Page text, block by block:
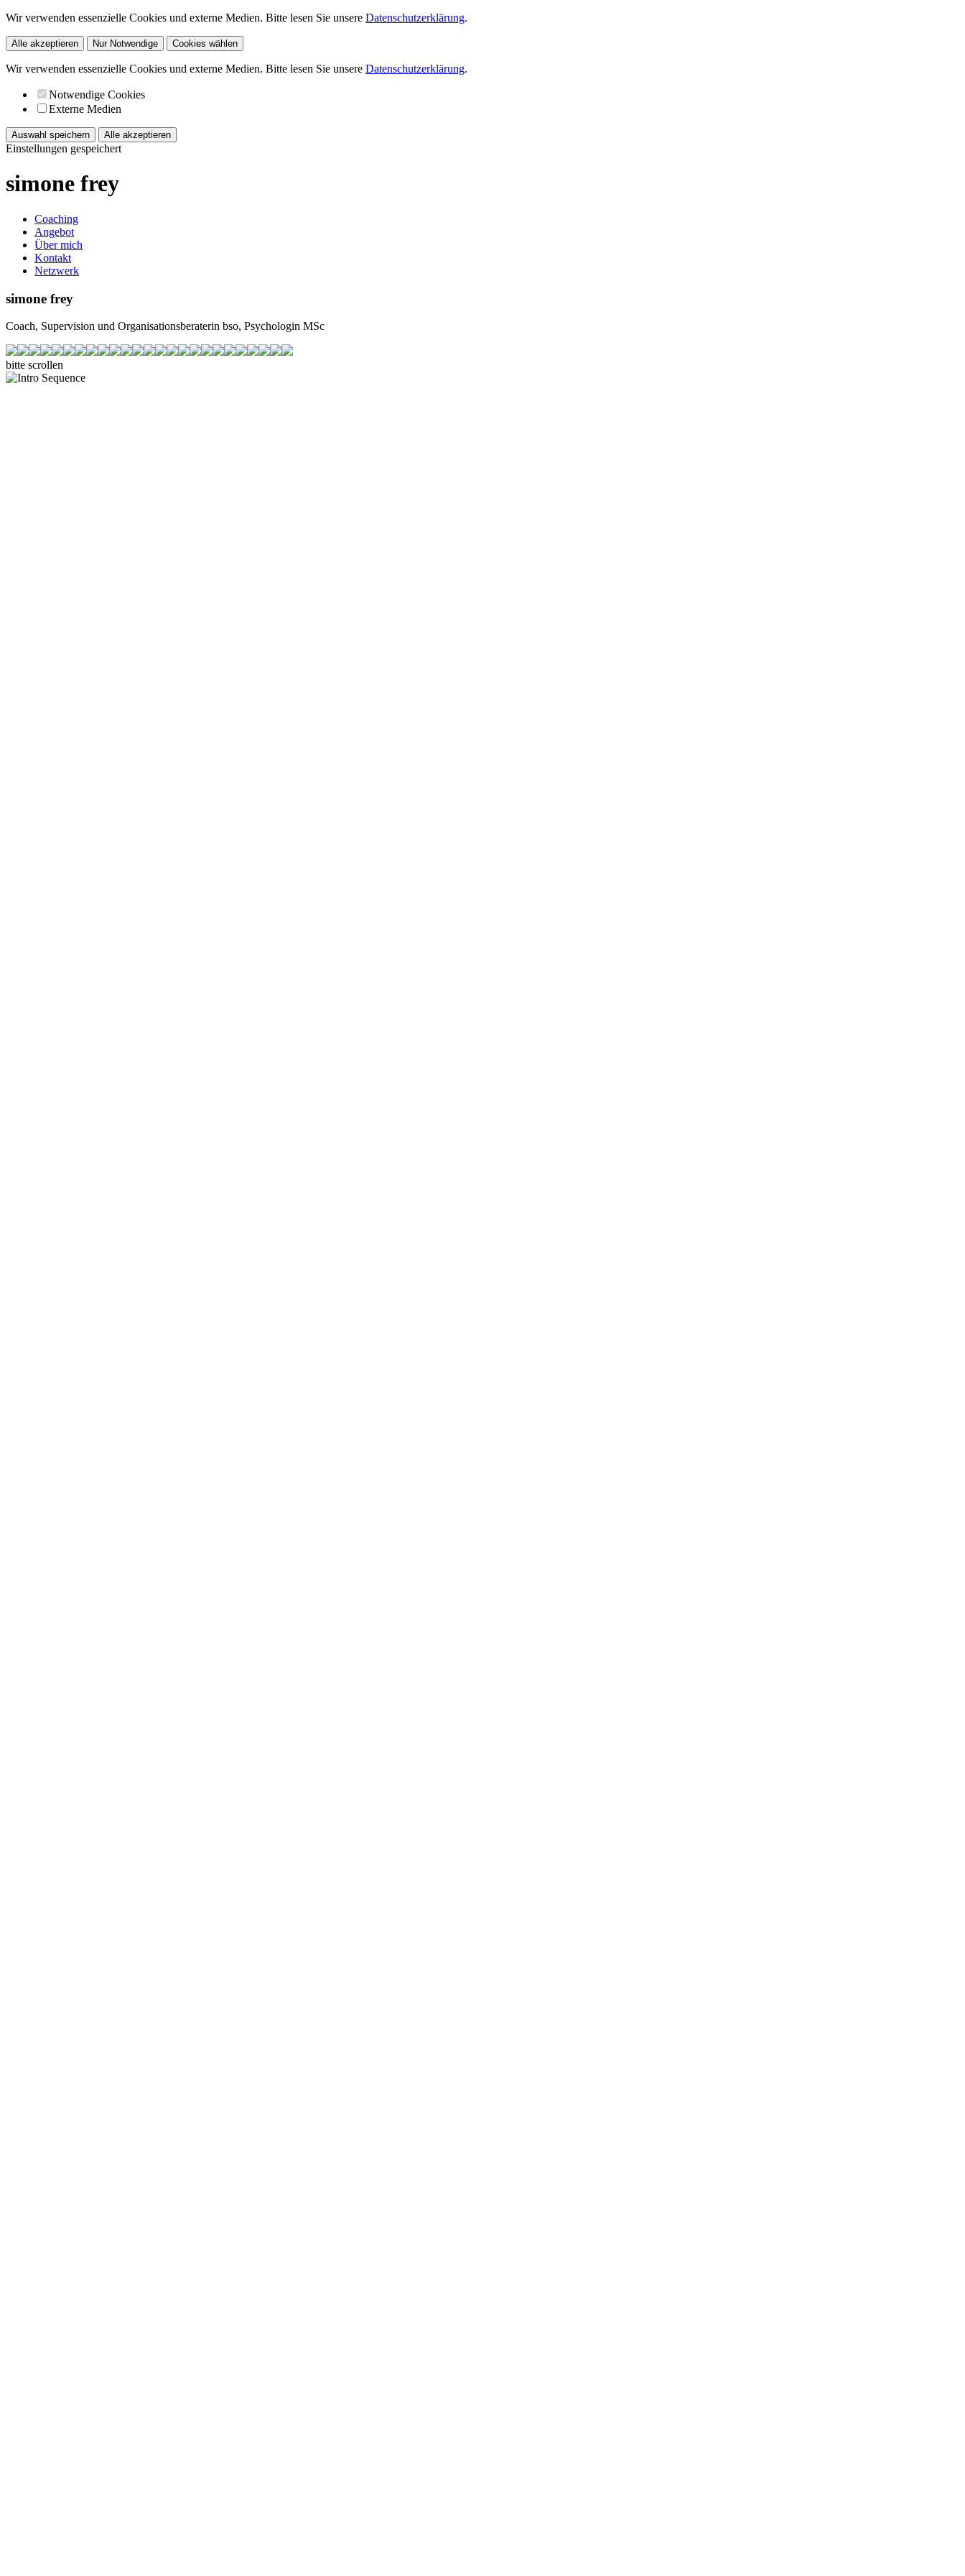
Wir verwenden essenzielle Cookies und externe Medien. Bitte lesen Sie unsere Datenschutzerklärung.
Alle akzeptieren Nur Notwendige Cookies wählen
Wir verwenden essenzielle Cookies und externe Medien. Bitte lesen Sie unsere Datenschutzerklärung.
Notwendige Cookies
Externe Medien
Auswahl speichern Alle akzeptieren
Einstellungen gespeichert
simone frey
Coaching
Angebot
Über mich
Kontakt
Netzwerk
simone frey
Coach, Supervision und Organisationsberaterin bso, Psychologin MSc
bitte scrollen